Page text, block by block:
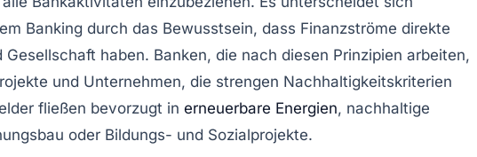
Banking durch das Bewusstsein, dass Finanzströme direkte
haben. Banken, die nach diesen Prinzipien arbeiten,
und Unternehmen, die strengen Nachhaltigkeitskriterien
fließen bevorzugt in erneuerbare Energien, nachhaltige
oder Bildungs- und Sozialprojekte.